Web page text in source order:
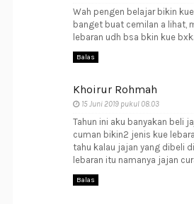
Wah pengen belajar bikin
banget buat cemilan a lihat,
lebaran udh bsa bkin kue
Balas
Khoirur Rohmah
15 Juni 2019 pukul 08.03
Tahun ini aku banyakan beli
cuman bikin2 jenis kue
tahu kalau jajan yang dibeli
lebaran itu namanya jajan
Balas